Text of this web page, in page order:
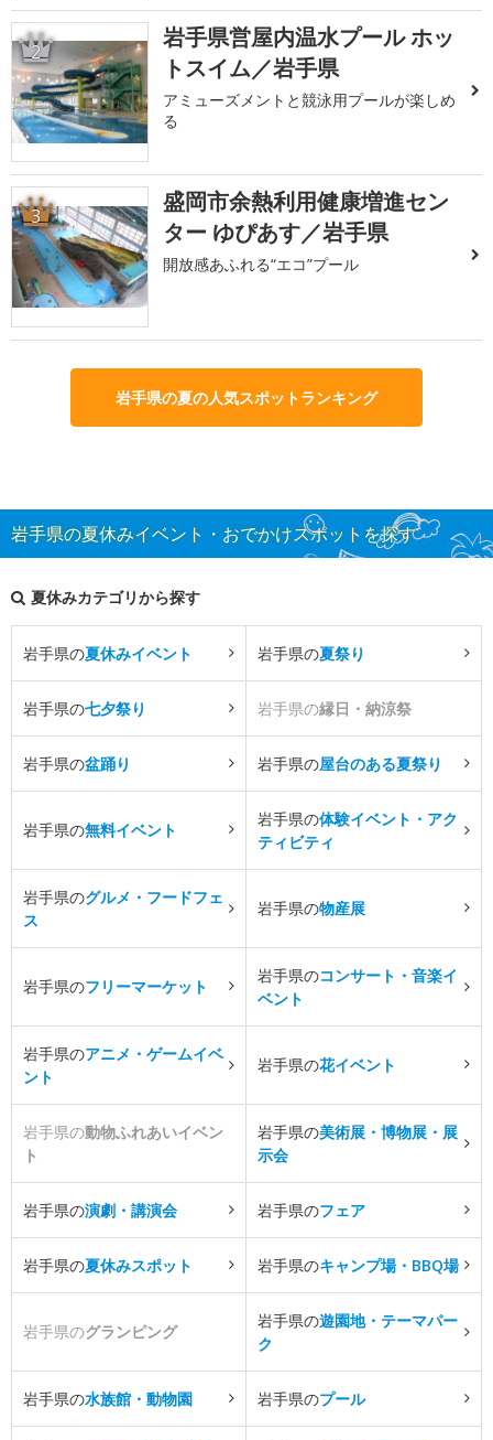
2
岩手県営屋内温水プール ホッ
トスイム／岩手県
アミューズメントと競泳用プールが楽しめ
る
3
盛岡市余熱利用健康増進セン
ター ゆぴあす／岩手県
開放感あふれる“エコ”プール
岩手県の夏の人気スポットランキング
岩手県の夏休みイベント・おでかけスポットを探す
夏休みカテゴリから探す
岩手県の夏休みイベント 岩手県の夏祭り
岩手県の七夕祭り 岩手県の縁日・納涼祭
岩手県の盆踊り 岩手県の屋台のある夏祭り
岩手県の無料イベント
岩手県の体験イベント・アク
ティビティ
岩手県のグルメ・フードフェ
ス
岩手県の物産展
岩手県のフリーマーケット
岩手県のコンサート・音楽イ
ベント
岩手県のアニメ・ゲームイベ
ント
岩手県の花イベント
岩手県の動物ふれあいイベン
ト
岩手県の美術展・博物展・展
示会
岩手県の演劇・講演会 岩手県のフェア
岩手県の夏休みスポット 岩手県のキャンプ場・BBQ場
岩手県のグランピング
岩手県の遊園地・テーマパー
ク
岩手県の水族館・動物園 岩手県のプール